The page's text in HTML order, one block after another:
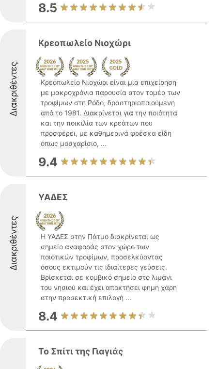
8.5
Διακριθέντες
Κρεοπωλείο Νιοχώρι
Κρεοπωλείο Νιοχώρι είναι μια επιχείρηση
με μακροχρόνια παρουσία στον τομέα των
τροφίμων στη Ρόδο, δραστηριοποιούμενη
από το 1981. Διακρίνεται για την ποιότητα
και την ποικιλία των κρεάτων που
προσφέρει, με καθημερινά φρέσκα είδη
όπως μοσχαρίσιο, ...
9.4
Διακριθέντες
ΥΑΔΕΣ
Η ΥΑΔΕΣ στην Πάτμο διακρίνεται ως
σημείο αναφοράς στον χώρο των
ποιοτικών τροφίμων, προσελκύοντας
όσους εκτιμούν τις ιδιαίτερες γεύσεις.
Βρίσκεται σε κομβικό σημείο στο λιμάνι
του νησιού και έχει αποκτήσει φήμη χάρη
στην προσεκτική επιλογή ...
8.4
Το Σπίτι της Γιαγιάς